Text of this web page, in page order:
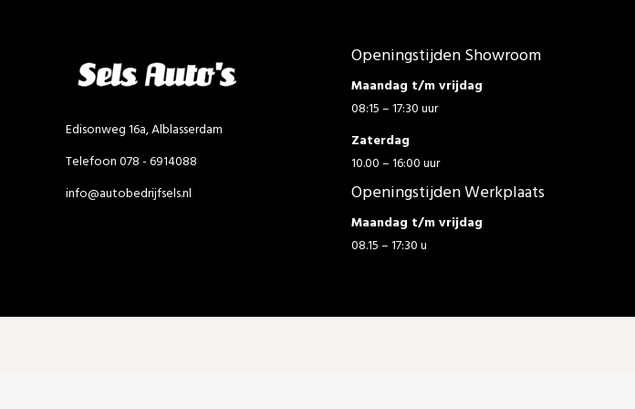
Edisonweg 16a, Alblasserdam
Telefoon 078 - 6914088
info@autobedrijfsels.nl
Openingstijden Showroom
Maandag t/m vrijdag
08:15 – 17:30 uur
Zaterdag
10.00 – 16:00 uur
Openingstijden Werkplaats
Maandag t/m vrijdag
08.15 – 17:30 u